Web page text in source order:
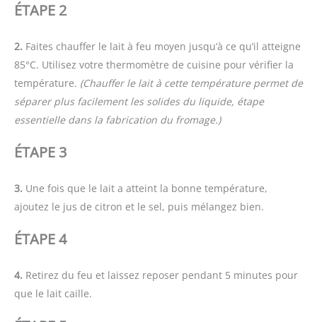
ÉTAPE 2
2. Faites chauffer le lait à feu moyen jusqu’à ce qu’il atteigne
85°C. Utilisez votre thermomètre de cuisine pour vérifier la
température. (Chauffer le lait à cette température permet de
séparer plus facilement les solides du liquide, étape
essentielle dans la fabrication du fromage.)
ÉTAPE 3
3. Une fois que le lait a atteint la bonne température,
ajoutez le jus de citron et le sel, puis mélangez bien.
ÉTAPE 4
4. Retirez du feu et laissez reposer pendant 5 minutes pour
que le lait caille.